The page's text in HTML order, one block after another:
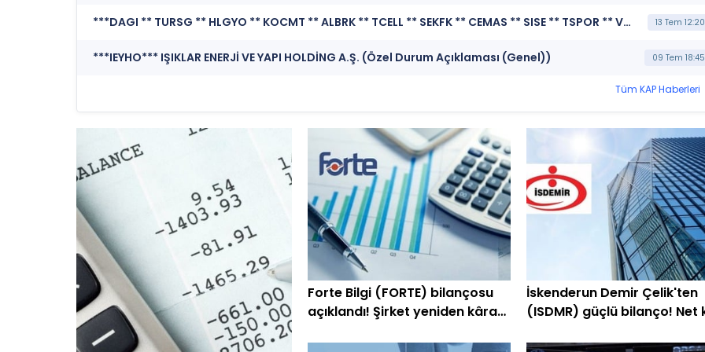
***DAGI ** TURSG ** HLGYO ** KOCMT ** ALBRK ** TCELL ** SEKFK ** CEMAS ** SISE ** TSPOR ** VAKFN ** SKBNK ** BIOEN ** DENGE ** IHLGM ** GSDDE ** BETAE ** GRNYO ** SANEL ** SELVA ** VKGYO ** EKGYO ** VERTU ** KAREL ** KUVVA ** IEYHO ** PRZMA ** ARMGD ** EUYO ** GENTS ** DOFRB ** KARSN ** ISFIN ** BRKO ** HRKET ** NTHOL ** OZYSR ** TTKOM ** KZBGY ** USAK ** SRVGY ** BFREN ** BAGFS ** TEKTU*** MERKEZİ KAYIT KURULUŞU A.Ş. (SPK İşlem Yasağı Nedeniyle Pay Duyurusu) 13 Tem 12:20
***IEYHO*** IŞIKLAR ENERJİ VE YAPI HOLDİNG A.Ş. (Özel Durum Açıklaması (Genel)) 09 Tem 18:45
Tüm KAP Haberleri
Forte Bilgi (FORTE) bilançosu
açıklandı! Şirket yeniden kâra
İskenderun Demir Çelik'ten
(ISDMR) güçlü bilanço! Net